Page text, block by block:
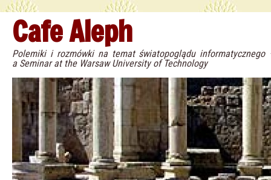
Cafe Aleph
Polemiki i rozmówki na temat światopoglądu informatycznego
a Seminar at the Warsaw University of Technology